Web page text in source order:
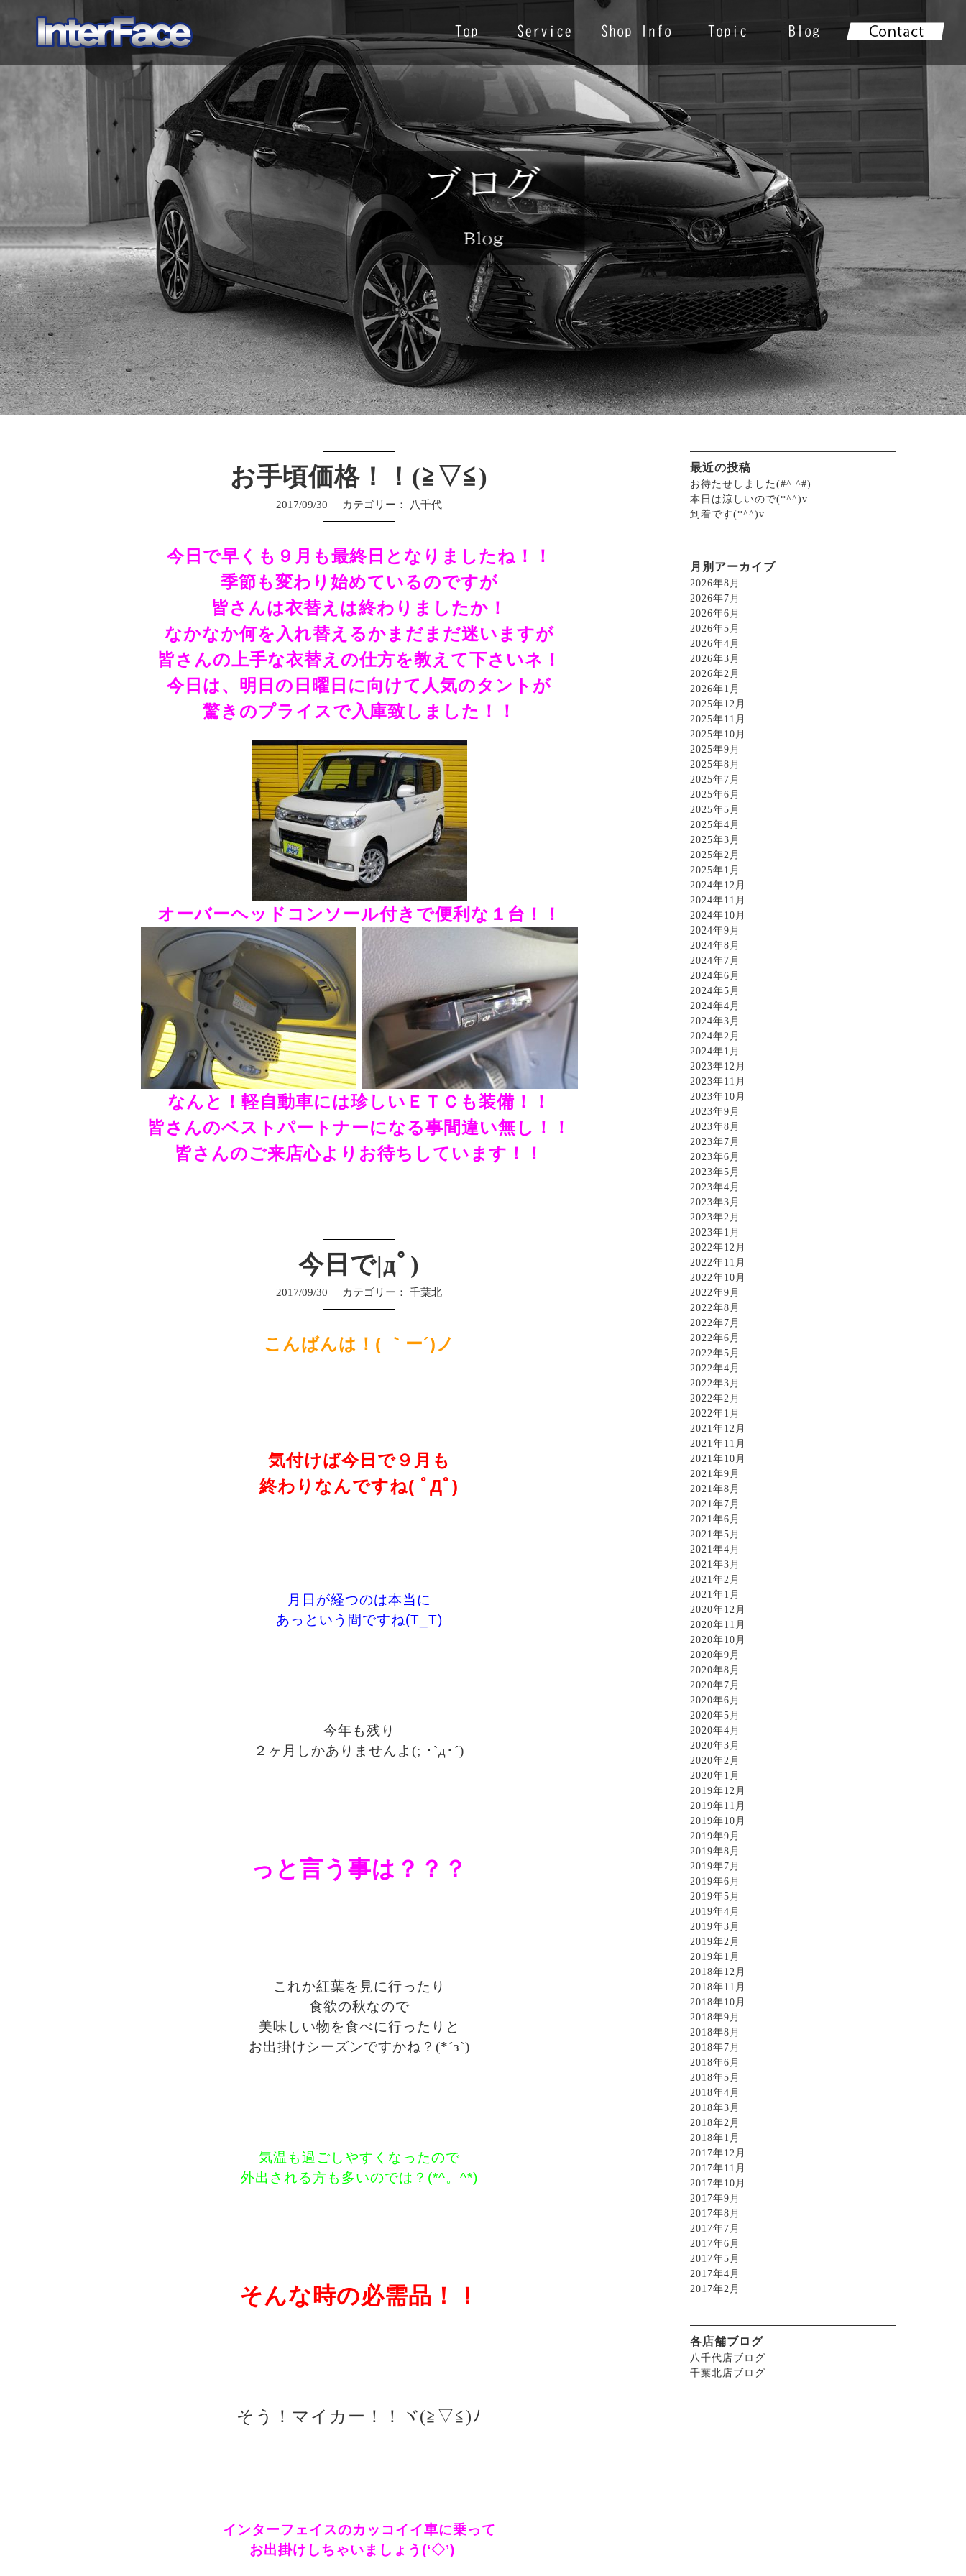
最近の投稿
お待たせしました(#^.^#)
本日は涼しいので(*^^)v
到着です(*^^)v
月別アーカイブ
2026年8月
2026年7月
2026年6月
2026年5月
2026年4月
2026年3月
2026年2月
2026年1月
2025年12月
2025年11月
2025年10月
2025年9月
2025年8月
2025年7月
2025年6月
2025年5月
2025年4月
2025年3月
2025年2月
2025年1月
2024年12月
2024年11月
2024年10月
2024年9月
2024年8月
2024年7月
2024年6月
2024年5月
2024年4月
2024年3月
2024年2月
2024年1月
2023年12月
2023年11月
2023年10月
2023年9月
2023年8月
2023年7月
2023年6月
2023年5月
2023年4月
2023年3月
2023年2月
2023年1月
2022年12月
2022年11月
2022年10月
2022年9月
2022年8月
2022年7月
2022年6月
2022年5月
2022年4月
2022年3月
2022年2月
2022年1月
2021年12月
2021年11月
2021年10月
2021年9月
2021年8月
2021年7月
2021年6月
2021年5月
2021年4月
2021年3月
2021年2月
2021年1月
2020年12月
2020年11月
2020年10月
2020年9月
2020年8月
2020年7月
2020年6月
2020年5月
2020年4月
2020年3月
2020年2月
2020年1月
2019年12月
2019年11月
2019年10月
2019年9月
2019年8月
2019年7月
2019年6月
2019年5月
2019年4月
2019年3月
2019年2月
2019年1月
2018年12月
2018年11月
2018年10月
2018年9月
2018年8月
2018年7月
2018年6月
2018年5月
2018年4月
2018年3月
2018年2月
2018年1月
2017年12月
2017年11月
2017年10月
2017年9月
2017年8月
2017年7月
2017年6月
2017年5月
2017年4月
2017年2月
各店舗ブログ
八千代店ブログ
千葉北店ブログ
お手頃価格！！(≧▽≦)
2017/09/30 カテゴリー： 八千代
今日で早くも９月も最終日となりましたね！！
季節も変わり始めているのですが
皆さんは衣替えは終わりましたか！
なかなか何を入れ替えるかまだまだ迷いますが
皆さんの上手な衣替えの仕方を教えて下さいネ！
今日は、明日の日曜日に向けて人気のタントが
驚きのプライスで入庫致しました！！
オーバーヘッドコンソール付きで便利な１台！！
なんと！軽自動車には珍しいＥＴＣも装備！！
皆さんのベストパートナーになる事間違い無し！！
皆さんのご来店心よりお待ちしています！！
今日で|дﾟ)
2017/09/30 カテゴリー： 千葉北
こんばんは！( ｀ー´)ノ
気付けば今日で９月も
終わりなんですね( ﾟДﾟ)
月日が経つのは本当に
あっという間ですね(T_T)
今年も残り
２ヶ月しかありませんよ(; ･`д･´)
っと言う事は？？？
これか紅葉を見に行ったり
食欲の秋なので
美味しい物を食べに行ったりと
お出掛けシーズンですかね？(*´з`)
気温も過ごしやすくなったので
外出される方も多いのでは？(*^。^*)
そんな時の必需品！！
そう！マイカー！！ヾ(≧▽≦)ﾉ
インターフェイスのカッコイイ車に乗って
お出掛けしちゃいましょう(‘◇’)ゞ